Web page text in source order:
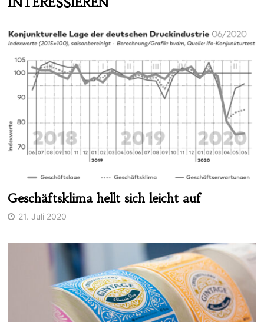
Geschäftsklima hellt sich leicht auf
21. Juli 2020